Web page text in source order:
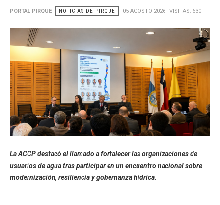
PORTAL PIRQUE NOTICIAS DE PIRQUE 05 AGOSTO 2026 VISITAS: 630
La ACCP destacó el llamado a fortalecer las organizaciones de
usuarios de agua tras participar en un encuentro nacional sobre
modernización, resiliencia y gobernanza hídrica.